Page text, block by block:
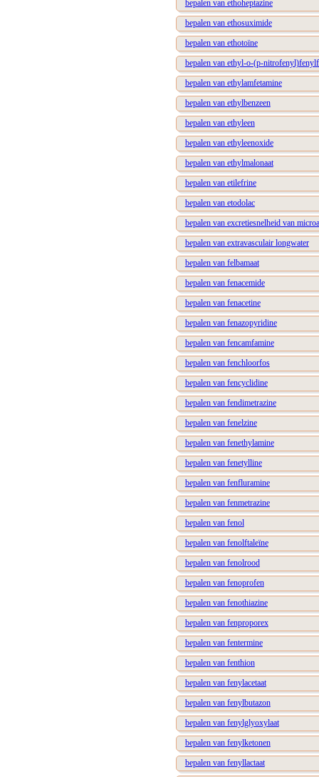
bepalen van ethoheptazine
bepalen van ethosuximide
bepalen van ethotoïne
bepalen van ethyl-o-(p-
bepalen van ethylamfetamine
bepalen van ethylbenzeen
bepalen van ethyleen
bepalen van ethyleenoxide
bepalen van ethylmalonaat
bepalen van etilefrine
bepalen van etodolac
bepalen van excretiesnelheid van
bepalen van extravasculair longwater
bepalen van felbamaat
bepalen van fenacemide
bepalen van fenacetine
bepalen van fenazopyridine
bepalen van fencamfamine
bepalen van fenchloorfos
bepalen van fencyclidine
bepalen van fendimetrazine
bepalen van fenelzine
bepalen van fenethylamine
bepalen van fenetylline
bepalen van fenfluramine
bepalen van fenmetrazine
bepalen van fenol
bepalen van fenolftaleïne
bepalen van fenolrood
bepalen van fenoprofen
bepalen van fenothiazine
bepalen van fenproporex
bepalen van fentermine
bepalen van fenthion
bepalen van fenylacetaat
bepalen van fenylbutazon
bepalen van fenylglyoxylaat
bepalen van fenylketonen
bepalen van fenyllactaat